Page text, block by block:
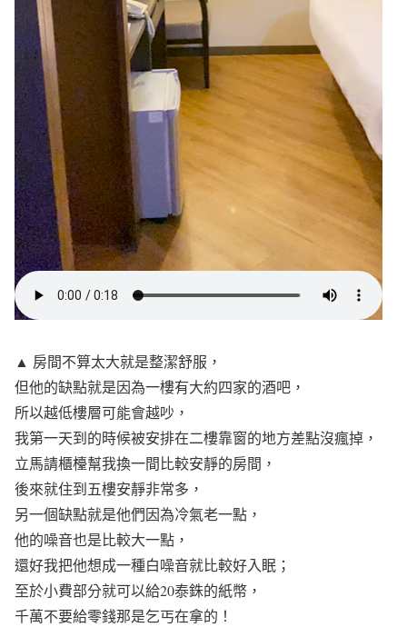
▲ 房間不算太大就是整潔舒服，
但他的缺點就是因為一樓有大約四家的酒吧，
所以越低樓層可能會越吵，
我第一天到的時候被安排在二樓靠窗的地方差點沒瘋掉，
立馬請櫃檯幫我換一間比較安靜的房間，
後來就住到五樓安靜非常多，
另一個缺點就是他們因為冷氣老一點，
他的噪音也是比較大一點，
還好我把他想成一種白噪音就比較好入眠；
至於小費部分就可以給20泰銖的紙幣，
千萬不要給零錢那是乞丐在拿的！